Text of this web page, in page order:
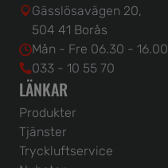
Gässlösavägen 20,
504 41 Borås
Mån - Fre 06.30 - 16.00
033 - 10 55 70
LÄNKAR
Produkter
Tjänster
Tryckluftservice